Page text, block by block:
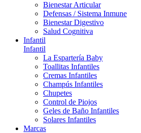
Bienestar Articular
Defensas / Sistema Inmune
Bienestar Digestivo
Salud Cognitiva
Infantil
Infantil
La Espartería Baby
Toallitas Infantiles
Cremas Infantiles
Champús Infantiles
Chupetes
Control de Piojos
Geles de Baño Infantiles
Solares Infantiles
Marcas